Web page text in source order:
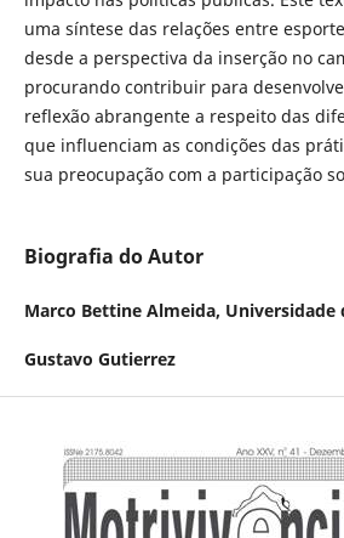
uma síntese das relações entre
desde a perspectiva da inserção no
procurando contribuir para
reflexão abrangente a respeito das
que influenciam as condições das
sua preocupação com a participação
Biografia do Autor
Marco Bettine Almeida, Universidade
Gustavo Gutierrez